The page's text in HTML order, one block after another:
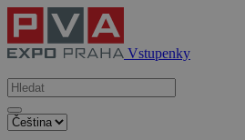
Vstupenky